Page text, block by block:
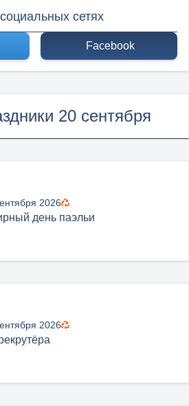
сетях
Facebook
20 сентября
2026
день паэльи
2026